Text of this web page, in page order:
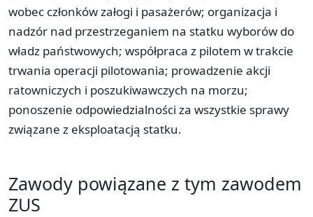
wobec członków załogi i pasażerów; organizacja i
nadzór nad przestrzeganiem na statku wyborów do
władz państwowych; współpraca z pilotem w trakcie
trwania operacji pilotowania; prowadzenie akcji
ratowniczych i poszukiwawczych na morzu;
ponoszenie odpowiedzialności za wszystkie sprawy
związane z eksploatacją statku.
Zawody powiązane z tym zawodem
ZUS